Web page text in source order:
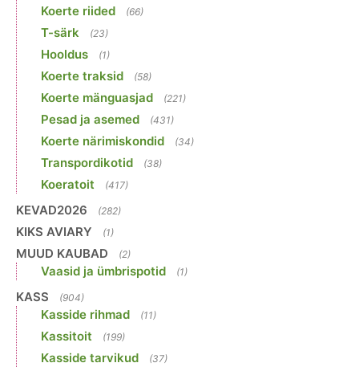
Koerte riided (66)
T-särk (23)
Hooldus (1)
Koerte traksid (58)
Koerte mänguasjad (221)
Pesad ja asemed (431)
Koerte närimiskondid (34)
Transpordikotid (38)
Koeratoit (417)
KEVAD2026 (282)
KIKS AVIARY (1)
MUUD KAUBAD (2)
Vaasid ja ümbrispotid (1)
KASS (904)
Kasside rihmad (11)
Kassitoit (199)
Kasside tarvikud (37)